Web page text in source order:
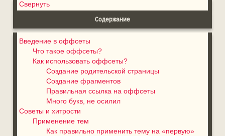
Свернуть
Содержание
Введение в оффсеты
Что такое оффсеты?
Как использовать оффсеты?
Создание родительской страницы
Создание фрагментов
Правильная ссылка на оффсеты
Много букв, не осилил
Советы и хитрости
Применение тем
Как правильно применить тему на «первую»